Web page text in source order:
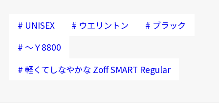
# UNISEX # ウエリントン # ブラック
# ～￥8800
# 軽くてしなやかな Zoff SMART Regular